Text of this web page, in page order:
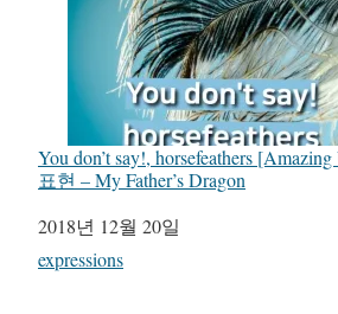
You don’t say!, horsefeathers
표현 – My Father’s Dragon
일자
2018년 12월 20일
관련 항목
expressions